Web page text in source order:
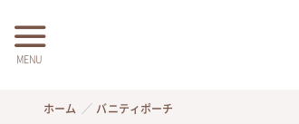
MENU
ホーム バニティポーチ